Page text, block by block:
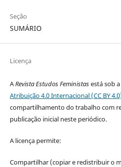
Seção
SUMÁRIO
Licença
ARevista Estudos Feministasestá sob a
Atribuição 4.0 Internacional (CC BY
compartilhamento do trabalho com
publicação inicial neste periódico.
A licença permite:
Compartilhar (copiar e redistribuir o